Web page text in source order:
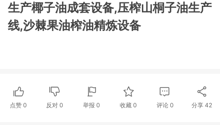
生产椰子油成套设备,压榨山桐子油生产
线,沙棘果油榨油精炼设备
点赞 0 反对0 举报 0 收藏 0 评论 0 分享 42